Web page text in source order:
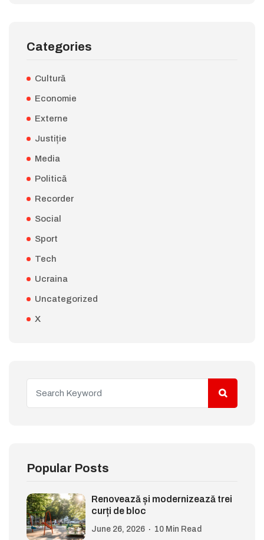
Categories
Cultură
Economie
Externe
Justiție
Media
Politică
Recorder
Social
Sport
Tech
Ucraina
Uncategorized
X
Popular Posts
Renovează și modernizează trei
curți de bloc
June 26, 2026 10 Min Read